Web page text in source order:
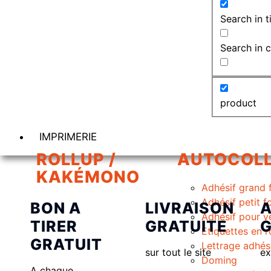
Search in
Search in
product
IMPRIMERIE
ROLLUP /
KAKÉMONO
Adhésif grand
Adhésif petit
Adhésif pour
Etiquettes en
Lettrage
Doming
BON A
TIRER
GRATUIT
LIVRAISON
GRATUITE
sur tout le site